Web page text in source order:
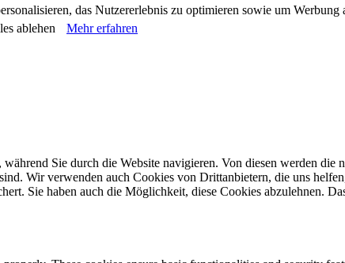
das Nutzererlebnis zu optimieren sowie um
ablehen Mehr erfahren
Sie durch die Website navigieren. Von diesen werden
Wir verwenden auch Cookies von Drittanbietern, die uns
Sie haben auch die Möglichkeit, diese Cookies abzulehnen.